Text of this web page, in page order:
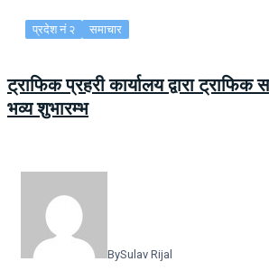
प्रदेश नं २ समाचार
ट्राफिक प्रहरी कार्यालय द्वारा ट्राफिक
भव्य शुभारम्भ
BySulav Rijal